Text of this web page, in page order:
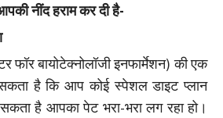
नींद हराम कर दी है-
बायोटेक्नोलॉजी इनफार्मेशन) की एक
सकता है कि आप कोई स्पेशल डाइट प्लान
है आपका पेट भरा-भरा लग रहा हो।